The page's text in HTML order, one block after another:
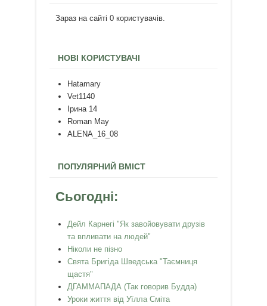
Зараз на сайті 0 користувачів.
НОВІ КОРИСТУВАЧІ
Hatamary
Vet1140
Ірина 14
Roman May
ALENA_16_08
ПОПУЛЯРНИЙ ВМІСТ
Сьогодні:
Дейл Карнегі "Як завойовувати друзів
та впливати на людей"
Ніколи не пізно
Свята Бригіда Шведська "Таємниця
щастя"
ДГАММАПАДА (Так говорив Будда)
Уроки життя від Уїлла Сміта